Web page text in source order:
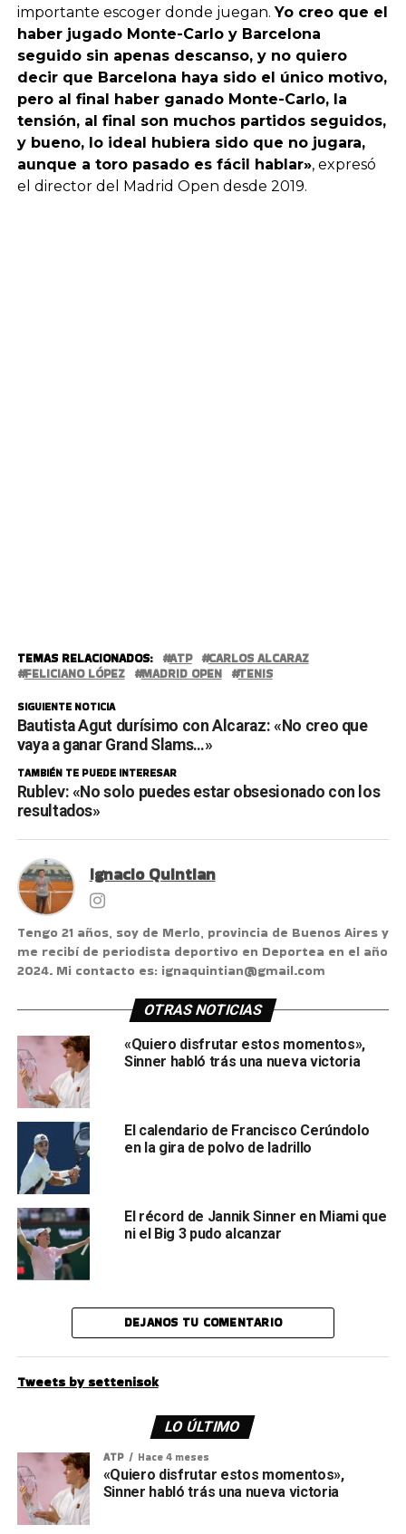
importante escoger donde juegan.Yo creo que el
haber jugado Monte-Carlo y Barcelona
seguido sin apenas descanso, y no quiero
decir que Barcelona haya sido el único motivo,
pero al final haber ganado Monte-Carlo, la
tensión, al final son muchos partidos seguidos,
y bueno, lo ideal hubiera sido que no jugara,
aunque a toro pasado es fácil hablar», expresó
el director del Madrid Open desde 2019.
TEMAS RELACIONADOS: ATP
CARLOS ALCARAZ
FELICIANO LÓPEZ
MADRID OPEN TENIS
SIGUIENTE NOTICIA
Bautista Agut durísimo con Alcaraz: «No creo que
vaya a ganar Grand Slams…»
TAMBIÉN TE PUEDE INTERESAR
Rublev: «No solo puedes estar obsesionado con los
resultados»
Ignacio Quintian
Tengo 21 años, soy de Merlo, provincia de Buenos Aires y
me recibí de periodista deportivo en Deportea en el año
2024. Mi contacto es: ignaquintian@gmail.com
OTRAS NOTICIAS
«Quiero disfrutar estos momentos»,
Sinner habló trás una nueva victoria
El calendario de Francisco Cerúndolo
en la gira de polvo de ladrillo
El récord de Jannik Sinner en Miami que
ni el Big 3 pudo alcanzar
DEJANOS TU COMENTARIO
Tweets by settenisok
LO ÚLTIMO
ATP Hace 4 meses
«Quiero disfrutar estos momentos»,
Sinner habló trás una nueva victoria